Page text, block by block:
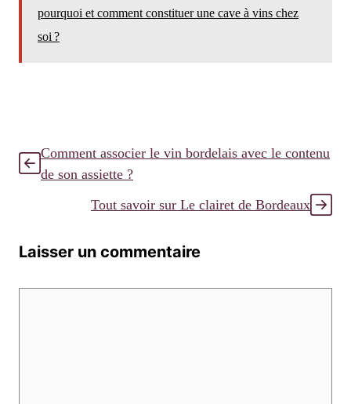
pourquoi et comment constituer une cave à vins chez
soi ?
Comment associer le vin bordelais avec le contenu
de son assiette ?
Tout savoir sur Le clairet de Bordeaux
Laisser un commentaire